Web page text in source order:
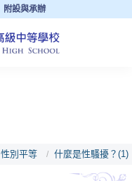
附設與承辦
性別平等 / 什麼是性騷擾？(1)